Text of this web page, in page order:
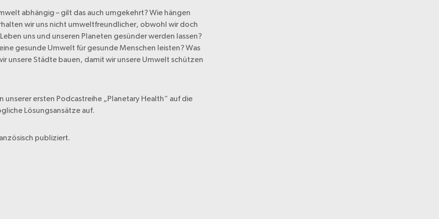
abhängig – gilt das auch umgekehrt? Wie hängen
wir uns nicht umweltfreundlicher, obwohl wir doch
uns und unseren Planeten gesünder werden lassen?
gesunde Umwelt für gesunde Menschen leisten? Was
unsere Städte bauen, damit wir unsere Umwelt schützen
ersten Podcastreihe „Planetary Health“ auf die
Lösungsansätze auf.
publiziert.